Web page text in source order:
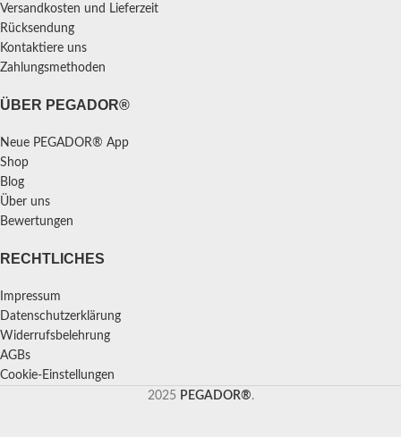
Versandkosten und Lieferzeit
Rücksendung
Kontaktiere uns
Zahlungsmethoden
ÜBER PEGADOR®
Neue PEGADOR® App
Shop
Blog
Über uns
Bewertungen
RECHTLICHES
Impressum
Datenschutzerklärung
Widerrufsbelehrung
AGBs
Cookie-Einstellungen
2025 PEGADOR®.